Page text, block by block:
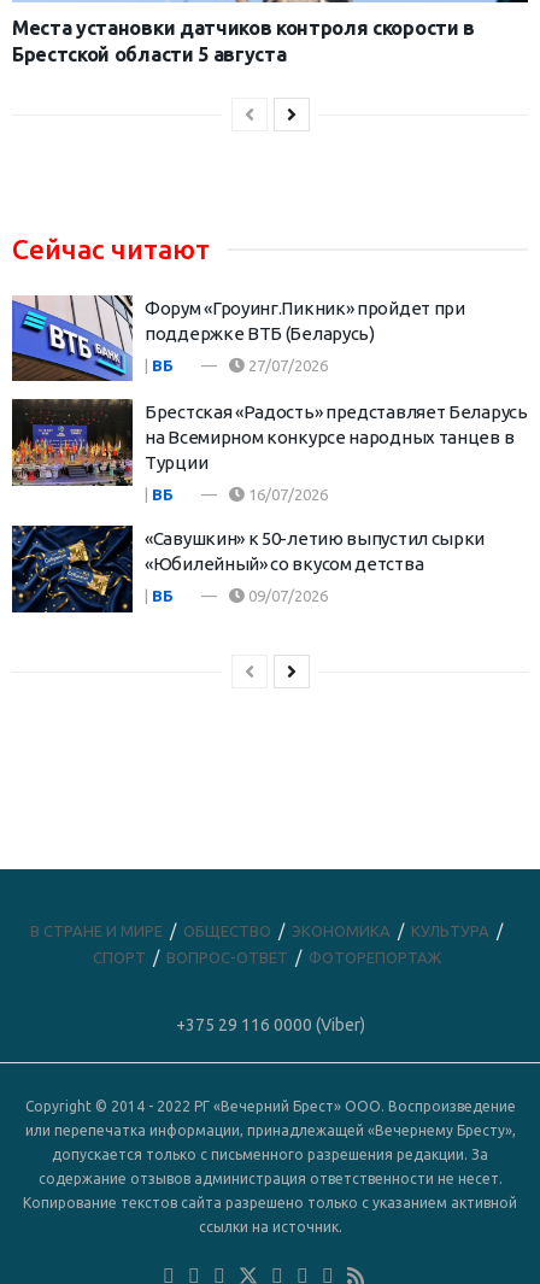
Места установки датчиков контроля скорости в
Брестской области 5 августа
Сейчас читают
Форум «Гроуинг.Пикник» пройдет при
поддержке ВТБ (Беларусь)
| ВБ 27/07/2026
Брестская «Радость» представляет Беларусь
на Всемирном конкурсе народных танцев в
Турции
ВБ 16/07/2026
«Савушкин» к 50-летию выпустил сырки
«Юбилейный» со вкусом детства
ВБ 09/07/2026
В СТРАНЕ И МИРЕ ОБЩЕСТВО ЭКОНОМИКА
КУЛЬТУРА
СПОРТ
ВОПРОС-ОТВЕТ ФОТОРЕПОРТАЖ
+375 29 116 0000 (Viber)
Copyright © 2014 - 2022 РГ «Вечерний Брест» ООО. Воспроизведение
или перепечатка информации, принадлежащей «Вечернему Бресту»,
допускается только с письменного разрешения редакции. За
содержание отзывов администрация ответственности не несет.
Копирование текстов сайта разрешено только с указанием активной
ссылки на источник.